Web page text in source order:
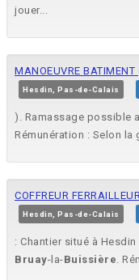
jouer...
MANOEUVRE
Hesdin, Pas-de-Calais
). Ramassage possible
Rémunération : Selon la
COFFREUR
Hesdin, Pas-de-Calais
: Chantier situé à
Bruay-la-Buissière.